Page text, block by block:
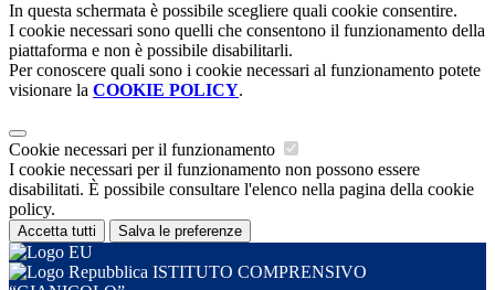
In questa schermata è possibile scegliere quali cookie consentire.
I cookie necessari sono quelli che consentono il funzionamento della
piattaforma e non è possibile disabilitarli.
Per conoscere quali sono i cookie necessari al funzionamento potete
visionare la COOKIE POLICY.
Cookie necessari per il funzionamento
I cookie necessari per il funzionamento non possono essere
disabilitati. È possibile consultare l'elenco nella pagina della cookie
policy.
Accetta tutti Salva le preferenze
ISTITUTO COMPRENSIVO